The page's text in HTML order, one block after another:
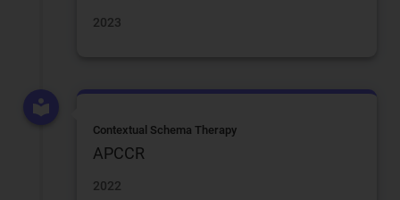
2023
Contextual Schema Therapy
APCCR
2022